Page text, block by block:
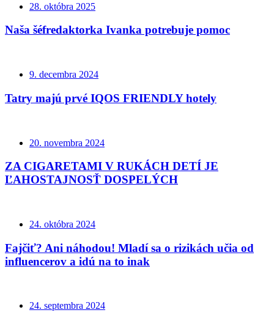
28. októbra 2025
Naša šéfredaktorka Ivanka potrebuje pomoc
9. decembra 2024
Tatry majú prvé IQOS FRIENDLY hotely
20. novembra 2024
ZA CIGARETAMI V RUKÁCH DETÍ JE
ĽAHOSTAJNOSŤ DOSPELÝCH
24. októbra 2024
Fajčiť? Ani náhodou! Mladí sa o rizikách učia od
influencerov a idú na to inak
24. septembra 2024